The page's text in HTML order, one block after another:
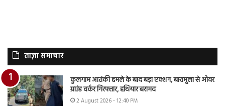
ताज़ा समाचार
कुलगाम आतंकी हमले के बाद बड़ा एक्शन, बारामूला से ओवर
ग्राउंड वर्कर गिरफ्तार, हथियार बरामद
2 August 2026 - 12:40 PM